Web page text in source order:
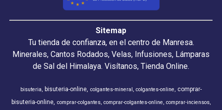
Sitemap
Tu tienda de confianza, en el centro de Manresa.
Minerales, Cantos Rodados, Velas, Infusiones, Lámparas
de Sal del Himalaya. Visítanos, Tienda Online.
bisuteria bisuteria-online colgantes-mineral colgantes-online
comprar-
bisuteria-online comprar-colgantes comprar-colgantes-online comprar-inciensos